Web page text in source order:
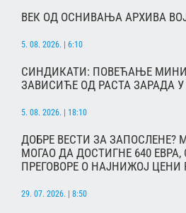
ВЕК ОД ОСНИВАЊА АРХИВА
5. 08. 2026. | 6:10
СИНДИКАТИ: ПОВЕЋАЊЕ
ЗАВИСИЋЕ ОД РАСТА ЗАРАДА
5. 08. 2026. | 18:10
ДОБРЕ ВЕСТИ ЗА
МОГАО ДА ДОСТИГНЕ 640
ПРЕГОВОРЕ О НАЈНИЖОЈ ЦЕНИ
29. 07. 2026. | 8:50